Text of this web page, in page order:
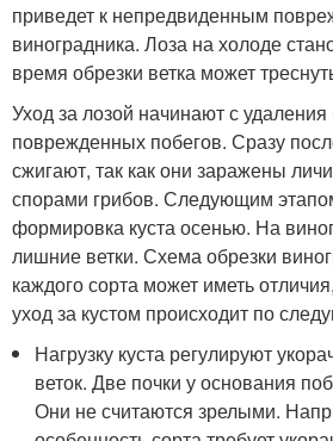
приведет к непредвиденным
виноградника. Лоза на холоде
время обрезки ветка может
Уход за лозой начинают с
поврежденных побегов. Сразу
сжигают, так как они заражены
спорами грибов. Следующим
формировка куста осенью. На
лишние ветки. Схема обрезки
каждого сорта может иметь
уход за кустом происходит по
Нагрузку куста регулируют
веток. Две почки у основания
Они не считаются зрелыми.